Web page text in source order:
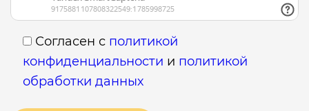
Согласен с политикой
конфиденциальности и политикой
обработки данных